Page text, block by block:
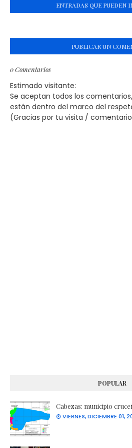
ENTRADAS QUE PUEDEN
PUBLICAR UN
0 Comentarios
Estimado visitante:
Se aceptan todos los
están dentro del marco del
(Gracias por tu visita /
POPULAR
Cabezas: municipio
VIERNES, DICIEMBRE 01,